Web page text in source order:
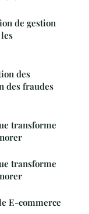
de gestion
des
des fraudes
transforme
transforme
E-commerce